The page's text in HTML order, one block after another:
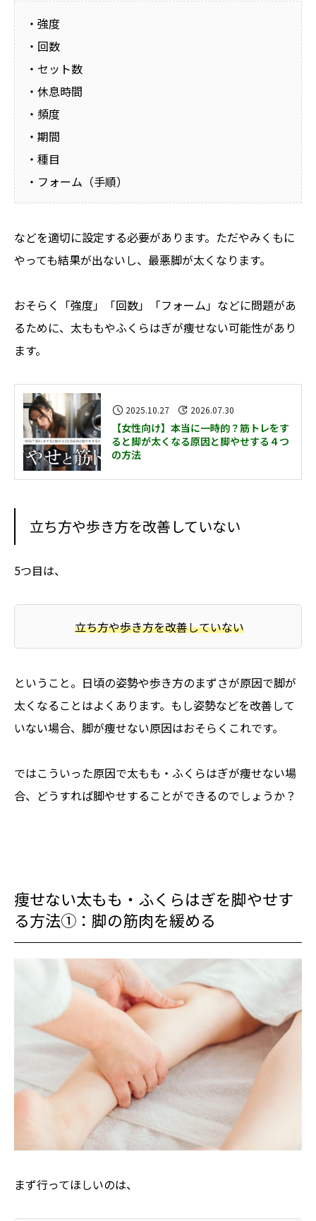
・強度
・回数
・セット数
・休息時間
・頻度
・期間
・種目
・フォーム（手順）
などを適切に設定する必要があります。ただやみくもに
やっても結果が出ないし、最悪脚が太くなります。
おそらく「強度」「回数」「フォーム」などに問題があ
るために、太ももやふくらはぎが痩せない可能性があり
ます。
2025.10.27 2026.07.30
【女性向け】本当に一時的？筋トレをす
ると脚が太くなる原因と脚やせする４つ
の方法
立ち方や歩き方を改善していない
5つ目は、
立ち方や歩き方を改善していない
ということ。日頃の姿勢や歩き方のまずさが原因で脚が
太くなることはよくあります。もし姿勢などを改善して
いない場合、脚が痩せない原因はおそらくこれです。
ではこういった原因で太もも・ふくらはぎが痩せない場
合、どうすれば脚やせすることができるのでしょうか？
痩せない太もも・ふくらはぎを脚やせす
る方法①：脚の筋肉を緩める
まず行ってほしいのは、